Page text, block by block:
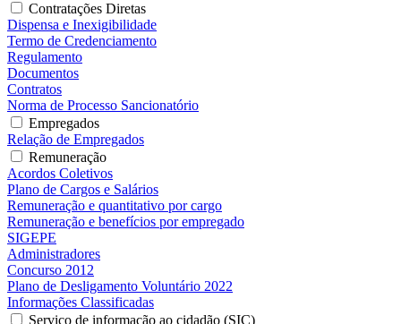
Contratações Diretas
Dispensa e Inexigibilidade
Termo de Credenciamento
Regulamento
Documentos
Contratos
Norma de Processo Sancionatório
Empregados
Relação de Empregados
Remuneração
Acordos Coletivos
Plano de Cargos e Salários
Remuneração e quantitativo por cargo
Remuneração e benefícios por empregado
SIGEPE
Administradores
Concurso 2012
Plano de Desligamento Voluntário 2022
Informações Classificadas
Serviço de informação ao cidadão (SIC)